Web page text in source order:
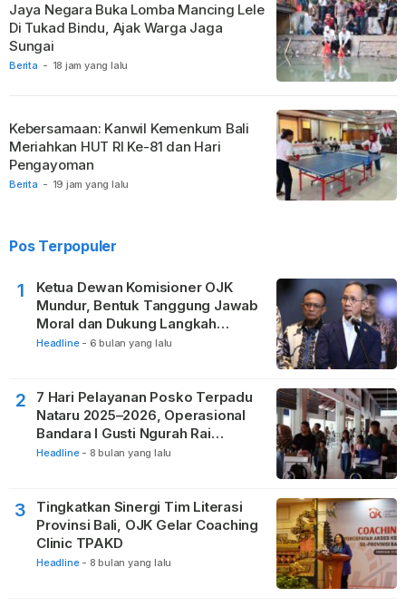
Berita - 18 jam yang lalu
Jaya Negara Buka Lomba Mancing Lele
Di Tukad Bindu, Ajak Warga Jaga
Sungai
Berita - 19 jam yang lalu
Kebersamaan: Kanwil Kemenkum Bali
Meriahkan HUT RI Ke-81 dan Hari
Pengayoman
Pos Terpopuler
1
Ketua Dewan Komisioner OJK
Mundur, Bentuk Tanggung Jawab
Moral dan Dukung Langkah
Pemulihan
Headline - 6 bulan yang lalu
2
7 Hari Pelayanan Posko Terpadu
Nataru 2025–2026, Operasional
Bandara I Gusti Ngurah Rai
Berjalan Lancar
Headline - 8 bulan yang lalu
3
Tingkatkan Sinergi Tim Literasi
Provinsi Bali, OJK Gelar Coaching
Clinic TPAKD
Headline - 8 bulan yang lalu